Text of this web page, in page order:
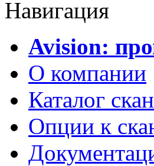
Навигация
Avision:
О компании
Каталог
Опции к